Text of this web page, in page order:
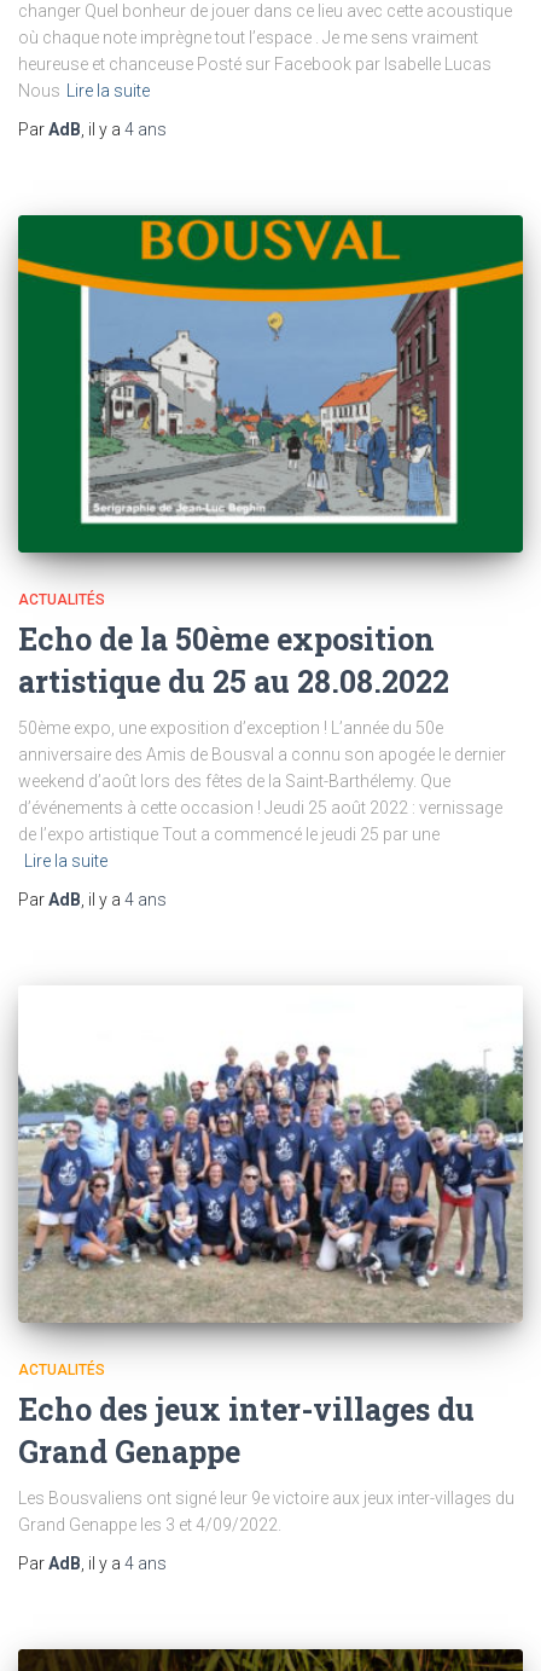
changer Quel bonheur de jouer dans ce lieu avec cette acoustique
où chaque note imprègne tout l’espace . Je me sens vraiment
heureuse et chanceuse Posté sur Facebook par Isabelle Lucas
Nous Lire la suite
ParAdB, il y a 4 ans
ACTUALITÉS
Echo de la 50ème exposition
artistique du 25 au 28.08.2022
50ème expo, une exposition d’exception ! L’année du 50e
anniversaire des Amis de Bousval a connu son apogée le dernier
weekend d’août lors des fêtes de la Saint-Barthélemy. Que
d’événements à cette occasion ! Jeudi 25 août 2022 : vernissage
de l’expo artistique Tout a commencé le jeudi 25 par une
Lire la suite
ParAdB , il y a 4 ans
ACTUALITÉS
Echo des jeux inter-villages du
Grand Genappe
Les Bousvaliens ont signé leur 9e victoire aux jeux inter-villages du
Grand Genappe les 3 et 4/09/2022.
ParAdB , il y a 4 ans